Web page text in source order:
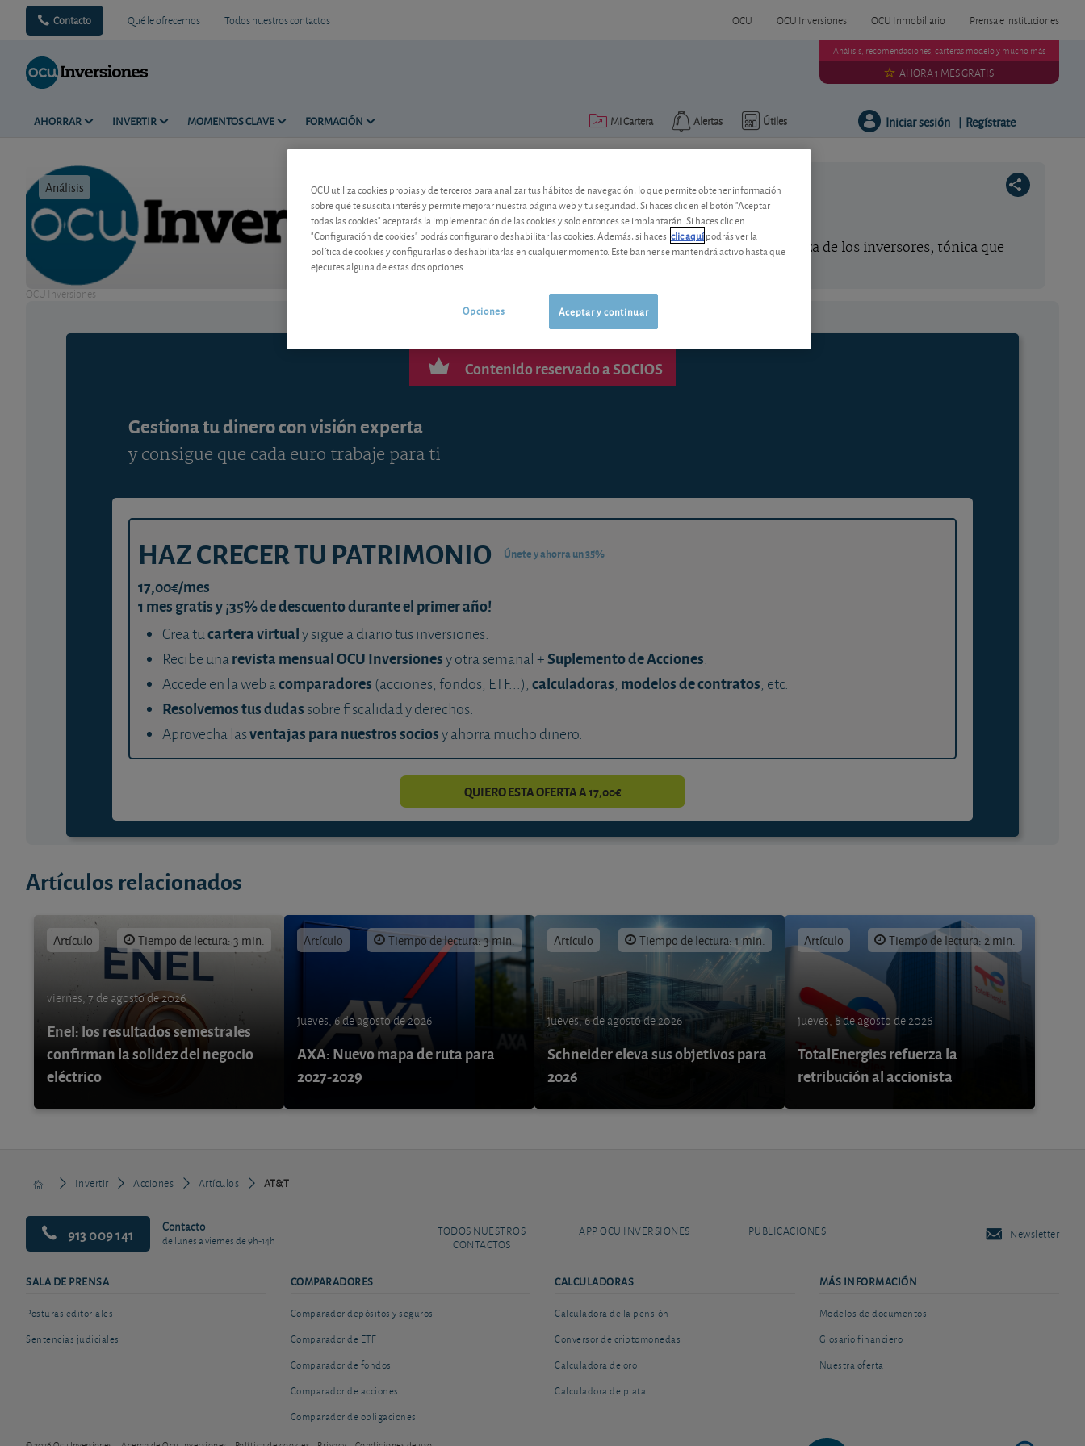
Contacto Qué le ofrecemos Todos nuestros contactos OCU OCU Inversiones OCU Inmobiliario Prensa e instituciones
AHORRAR INVERTIR MOMENTOS CLAVE FORMACIÓN Útiles
Alertas
Mi Cartera
Análisis, recomendaciones, carteras modelo y mucho más
AHORA 1 MES GRATIS
Iniciar sesión | Regístrate
Análisis Tiempo de lectura: 2 min.
OCU Inversiones
AT&T
Desde hace dos años, AT&T ha recuperado la confianza de los inversores, tónica que
Contenido reservado a SOCIOS
Gestiona tu dinero con visión experta
y consigue que cada euro trabaje para ti
HAZ CRECER TU PATRIMONIO Únete y ahorra un 35%
17,00€/mes
1 mes gratis y ¡35% de descuento durante el primer año!
Crea tucartera virtualy sigue a diario tus inversiones.
Recibe unarevista mensual OCU Inversionesy otra semanal +Suplemento de Acciones.
Accede en la web acomparadores (acciones, fondos, ETF...), calculadoras, modelos de contratos, etc.
Resolvemos tus dudas sobre fiscalidad y derechos.
Aprovecha lasventajas para nuestros sociosy ahorra mucho dinero.
QUIERO ESTA OFERTA A 17,00€
Artículos relacionados
Artículo Tiempo de lectura: 3 min.
viernes, 7 de agosto de 2026
Enel: los resultados semestrales
confirman la solidez del negocio
eléctrico
Artículo Tiempo de lectura: 3 min.
jueves, 6 de agosto de 2026
AXA: Nuevo mapa de ruta para
2027-2029
Artículo Tiempo de lectura: 1 min.
jueves, 6 de agosto de 2026
Schneider eleva sus objetivos para
2026
Artículo Tiempo de lectura: 2 min.
jueves, 6 de agosto de 2026
TotalEnergies refuerza la
retribución al accionista
Invertir Acciones Artículos AT&T
913 009 141 Contacto
de lunes a viernes de 9h-14h
TODOS NUESTROS
CONTACTOS
APP OCU INVERSIONES PUBLICACIONES Newsletter
SALA DE PRENSA
Posturas editoriales
Sentencias judiciales
COMPARADORES
Comparador depósitos y seguros
Comparador de ETF
Comparador de fondos
Comparador de acciones
Comparador de obligaciones
CALCULADORAS
Calculadora de la pensión
Conversor de criptomonedas
Calculadora de oro
Calculadora de plata
MÁS INFORMACIÓN
Modelos de documentos
Glosario financiero
Nuestra oferta
OCU utiliza cookies propias y de terceros para analizar tus hábitos de navegación, lo que permite obtener información
sobre qué te suscita interés y permite mejorar nuestra página web y tu seguridad. Si haces clic en el botón "Aceptar
todas las cookies" aceptarás la implementación de las cookies y solo entonces se implantarán. Si haces clic en
"Configuración de cookies" podrás configurar o deshabilitar las cookies. Además, si haces clic aquípodrás ver la
política de cookies y configurarlas o deshabilitarlas en cualquier momento. Este banner se mantendrá activo hasta que
ejecutes alguna de estas dos opciones.
Aceptar y continuar
Opciones